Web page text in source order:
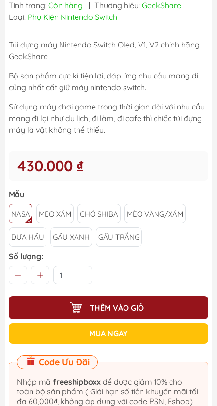
Tình trạng: Còn hàng | Thương hiệu: GeekShare
Loại: Phụ Kiện Nintendo Switch
Túi đựng máy Nintendo Switch Oled, V1, V2 chính hãng
GeekShare
Bộ sản phẩm cực kì tiện lợi, đáp ứng nhu cầu mang đi
cũng nhất cất giữ máy nintendo switch.
Sử dụng máy chơi game trong thời gian dài với nhu cầu
mang đi lại như du lịch, đi làm, đi cafe thì chiếc túi đựng
máy là vật không thể thiếu.
430.000 ₫
Mẫu
NASA MÈO XÁM CHÓ SHIBA MÈO VÀNG/XÁM
DƯA HẤU GẤU XANH GẤU TRẮNG
Số lượng:
THÊM VÀO GIỎ
MUA NGAY
Code Ưu Đãi
Nhập mã freeshipboxx
toàn bộ sản phẩm ( Giới hạn số tiền khuyến mãi tối
đa 60,000₫, không áp dụng với code PSN, Eshop)